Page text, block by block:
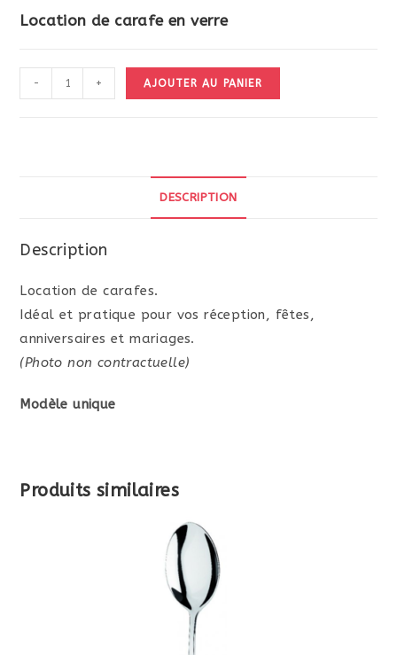
Location de carafe en verre
quantité
de
- + AJOUTER AU PANIER
DESCRIPTION
Description
Location de carafes.
Idéal et pratique pour vos réception, fêtes,
anniversaires et mariages.
(Photo non contractuelle)
Modèle unique
Produits similaires